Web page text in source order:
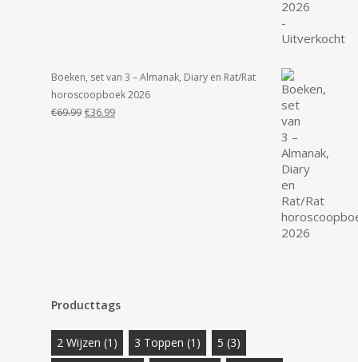
Boeken, set van 3 – Almanak, Diary en Rat/Rat
horoscoopboek 2026
€69.99 Oorspronkelijke
€36.99Huidige
Producttags
2 Wijzen (1) 3 Toppen (1) 5 (3)